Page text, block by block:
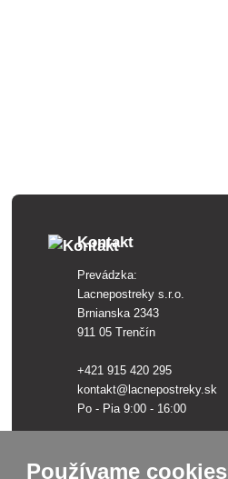
Kontakt
Prevádzka:
Lacnepostreky s.r.o.
Brnianska 2343
911 05 Trenčín
+421 915 420 295
kontakt@lacnepostreky.sk
Po - Pia 9:00 - 16:00
Lacnepostreky s.r.o.
Používame cookies